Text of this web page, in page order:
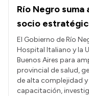
Río Negro
socio
El Gobierno de Río
Hospital Italiano y la
Buenos Aires para
provincial de salud,
de alta complejidad
capacitación,